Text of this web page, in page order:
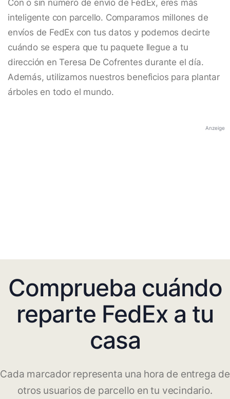
Con o sin número de envío de FedEx, eres más
inteligente con parcello. Comparamos millones de
envíos de FedEx con tus datos y podemos decirte
cuándo se espera que tu paquete llegue a tu
dirección en Teresa De Cofrentes durante el día.
Además, utilizamos nuestros beneficios para plantar
árboles en todo el mundo.
Anzeige
Comprueba cuándo
reparte FedEx a tu
casa
Cada marcador representa una hora de entrega de
otros usuarios de parcello en tu vecindario.